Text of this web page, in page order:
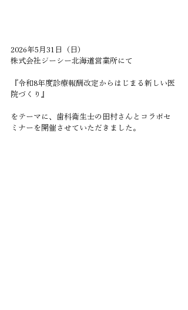
2026年5月31日（日）
株式会社ジーシー北海道営業所にて
『令和8年度診療報酬改定からはじまる新しい医
院づくり』
をテーマに、歯科衛生士の田村さんとコラボセ
ミナーを開催させていただきました。